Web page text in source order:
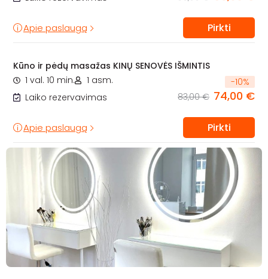
Apie paslaugą Pirkti
Kūno ir pėdų masažas KINŲ SENOVĖS IŠMINTIS
1 val. 10 min.
1 asm.
Laiko rezervavimas
-10%
83,00 € 74,00 €
Apie paslaugą Pirkti